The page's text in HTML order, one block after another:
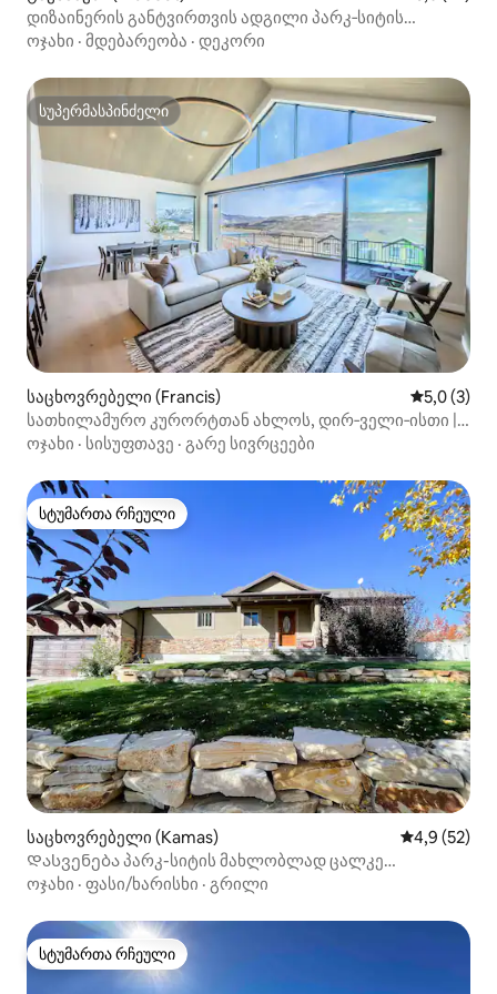
დიზაინერის განტვირთვის ადგილი პარკ‑სიტის
მახლობლად | ჯაკუზი + ხედები
ოჯახი · მდებარეობა · დეკორი
სუპერმასპინძელი
სუპერმასპინძელი
საცხოვრებელი (Francis) საშუალო
5,0 (3)
სათხილამურო კურორტთან ახლოს, დირ‑ველი‑ისთი |
ახალი | ცალკე ჰიდრომასაჟიანი აუზი
ოჯახი · სისუფთავე · გარე სივრცეები
სტუმართა რჩეული
სტუმართა რჩეული
საცხოვრებელი (Kamas) საშუალო
4,9 (52)
Დასვენება პარკ-სიტის მახლობლად ცალკე
ჰიდრომასაჟიანი აუზით
ოჯახი · ფასი/ხარისხი · გრილი
სტუმართა რჩეული
სტუმართა რჩეული